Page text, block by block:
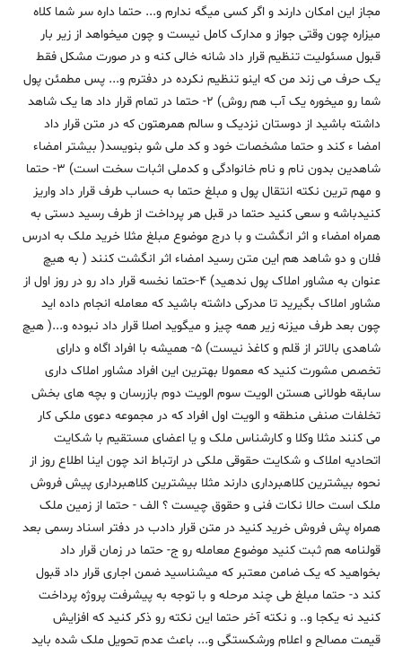
مجاز این امکان دارند و اگر کسی میگه ندارم و... حتما داره سر شما کلاه
میزاره چون وقتی جواز و مدارک کامل نیست و چون میخواهد از زیر بار
قبول مسئولیت تنظیم قرار داد شانه خالی کنه و در صورت مشکل فقط
یک حرف می زند من که اینو تنظیم نکرده در دفترم و... پس مطمئن پول
شما رو میخوره یک آب هم روش) 2- حتما در تمام قرار داد ها یک شاهد
داشته باشید از دوستان نزدیک و سالم همرهتون که در متن قرار داد
امضا ء کند و حتما مشخصات خود و کد ملی شو بنویسد( بیشتر امضاء
شاهدین بدون نام و نام خانوادگی و کدملی اثبات سخت است) 3- حتما
و مهم ترین نکته انتقال پول و مبلغ حتما به حساب طرف قرار داد واریز
کنیدباشه و سعی کنید حتما در قبل هر پرداخت از طرف رسید دستی به
همراه امضاء و اثر انگشت و با درج موضوع مبلغ مثلا خرید ملک به ادرس
فلان و دو شاهد هم این متن رسید امضاء اثر انگشت کنند ( به هیچ
عنوان به مشاور املاک پول ندهید) 4-حتما نخسه قرار داد رو در روز اول از
مشاور املاک بگیرید تا مدرکی داشته باشید که معامله انجام داده اید
چون بعد طرف میزنه زیر همه چیز و میگوید اصلا قرار داد نبوده و...( هیچ
شاهدی بالاتر از قلم و کاغذ نیست) 5- همیشه با افراد اگاه و دارای
تخصص مشورت کنید که معمولا بهترین این افراد مشاور املاک داری
سابقه طولانی هستن الویت سوم الویت دوم بازرسان و بچه های بخش
تخلفات صنفی منطقه و الویت اول افراد که در مجموعه دعوی ملکی کار
می کنند مثلا وکلا و کارشناس ملک و یا اعضای مستقیم با شکایت
اتحادیه املاک و شکایت حقوقی ملکی در ارتباط اند چون اینا اطلاع روز از
نحوه بیشترین کلاهبرداری دارند مثلا بیشترین کلاهبرداری پیش فروش
ملک است حالا نکات فنی و حقوق چیست ؟ الف - حتما از زمین ملک
همراه پش فروش خرید کنید در متن قرار دادب در دفتر اسناد رسمی بعد
قولنامه هم ثبت کنید موضوع معامله رو ج- حتما در زمان قرار داد
بخواهید که یک ضامن معتبر که میشناسید ضمن اجاری قرار داد قبول
کند د- حتما مبلغ طی چند مرحله و با توجه به پیشرفت پروژه پرداخت
کنید نه یکجا و.. و نکته آخر حتما این نکته رو ذکر کنید که افزایش
قیمت مصالح و اعلام ورشکستگی و... باعث عدم تحویل ملک شده باید